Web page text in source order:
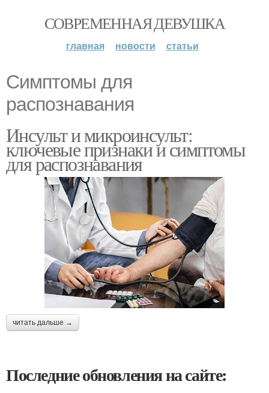
СОВРЕМЕННАЯ ДЕВУШКА
главная новости статьи
Симптомы для
распознавания
Инсульт и микроинсульт:
ключевые признаки и симптомы
для распознавания
читать дальше →
Последние обновления на сайте: